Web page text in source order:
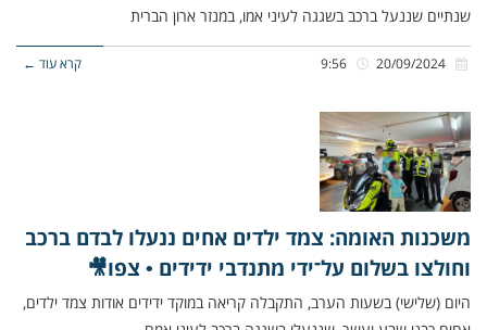
שנתיים שננעל ברכב בשגגה לעיני אמו, במנזר ארון הברית
קרא עוד ←
משכנות האומה: צמד ילדים אחים ננעלו לבדם ברכב
וחולצו בשלום על־ידי מתנדבי ידידים • צפו🎥
היום (שלישי) בשעות הערב, התקבלה קריאה במוקד ידידים אודות צמד ילדים,